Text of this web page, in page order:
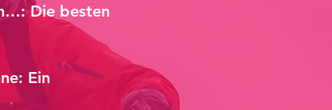
Die besten
Ein